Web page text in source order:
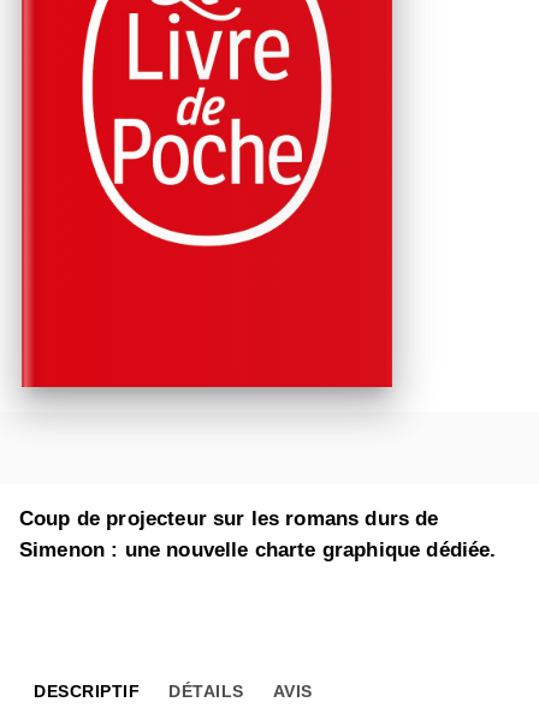
Coup de projecteur sur les romans durs de
Simenon : une nouvelle charte graphique dédiée.
DESCRIPTIF DÉTAILS AVIS